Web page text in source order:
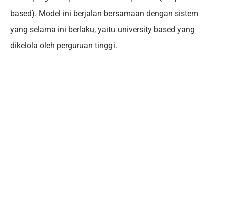
based). Model ini berjalan bersamaan dengan sistem
yang selama ini berlaku, yaitu university based yang
dikelola oleh perguruan tinggi.